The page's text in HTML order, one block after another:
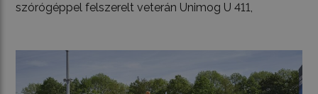
szórógéppel felszerelt veterán Unimog U 411,